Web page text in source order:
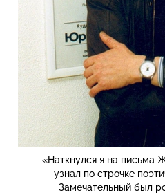
«Наткнулся я на письма
узнал по строчке
Замечательный был